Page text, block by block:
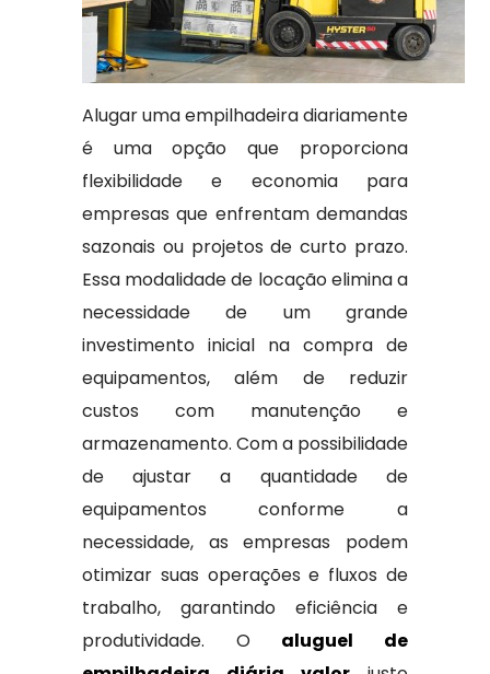
Alugar uma empilhadeira diariamente
é uma opção que proporciona
flexibilidade e economia para
empresas que enfrentam demandas
sazonais ou projetos de curto prazo.
Essa modalidade de locação elimina a
necessidade de um grande
investimento inicial na compra de
equipamentos, além de reduzir
custos com manutenção e
armazenamento. Com a possibilidade
de ajustar a quantidade de
equipamentos conforme a
necessidade, as empresas podem
otimizar suas operações e fluxos de
trabalho, garantindo eficiência e
produtividade. O aluguel de